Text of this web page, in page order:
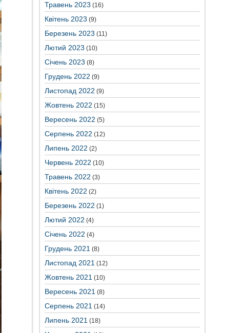
Травень 2023 (16)
Квітень 2023 (9)
Березень 2023 (11)
Лютий 2023 (10)
Січень 2023 (8)
Грудень 2022 (9)
Листопад 2022 (9)
Жовтень 2022 (15)
Вересень 2022 (5)
Серпень 2022 (12)
Липень 2022 (2)
Червень 2022 (10)
Травень 2022 (3)
Квітень 2022 (2)
Березень 2022 (1)
Лютий 2022 (4)
Січень 2022 (4)
Грудень 2021(8)
Листопад 2021(12)
Жовтень 2021(10)
Вересень 2021(8)
Серпень 2021(14)
Липень 2021(18)